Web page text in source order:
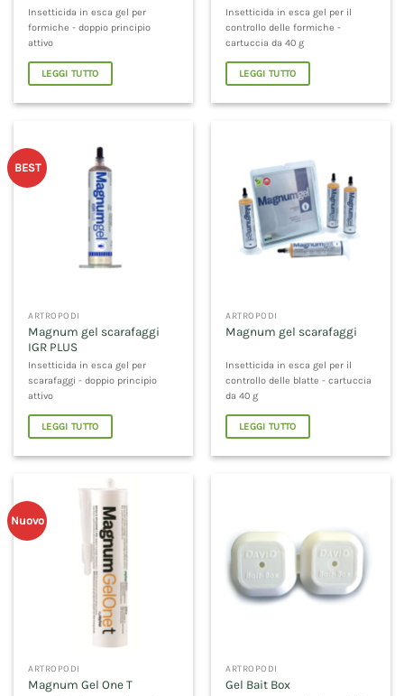
Insetticida in esca gel per
formiche - doppio principio
attivo
LEGGI TUTTO
Insetticida in esca gel per il
controllo delle formiche -
cartuccia da 40 g
LEGGI TUTTO
BEST
ARTROPODI
Magnum gel scarafaggi
IGR PLUS
Insetticida in esca gel per
scarafaggi - doppio principio
attivo
LEGGI TUTTO
ARTROPODI
Magnum gel scarafaggi
Insetticida in esca gel per il
controllo delle blatte - cartuccia
da 40 g
LEGGI TUTTO
Nuovo
ARTROPODI
Magnum Gel One T
ARTROPODI
Gel Bait Box